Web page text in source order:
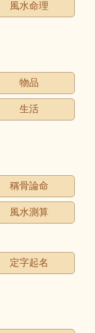
風水命理
物品
生活
稱骨論命
風水測算
定字起名